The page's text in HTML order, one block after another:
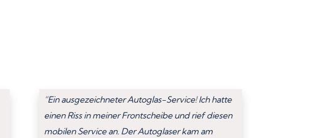
“Ein ausgezeichneter Autoglas-Service! Ich hatte
einen Riss in meiner Frontscheibe und rief diesen
mobilen Service an. Der Autoglaser kam am